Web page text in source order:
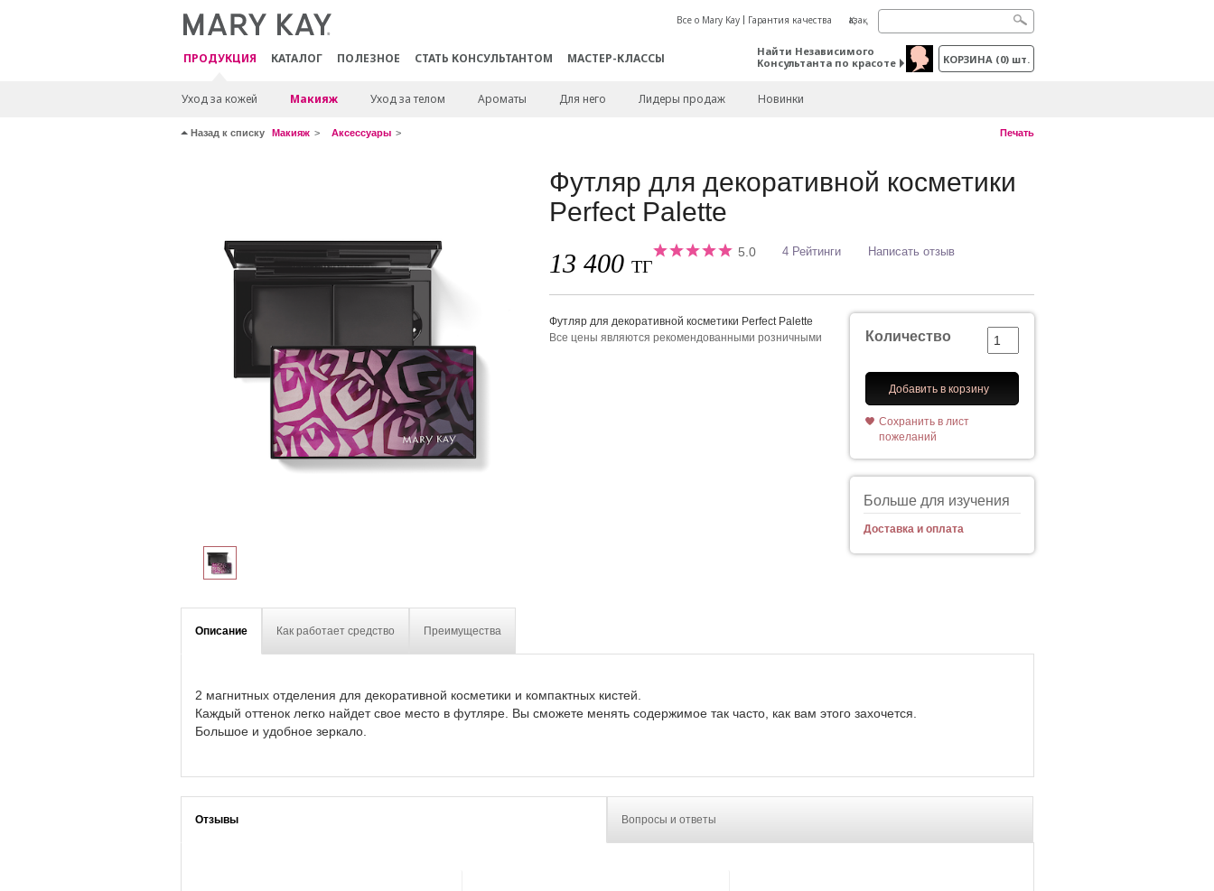
ПРОДУКЦИЯ КАТАЛОГ ПОЛЕЗНОЕ СТАТЬ КОНСУЛЬТАНТОМ МАСТЕР-КЛАССЫ
Все о Mary Kay Гарантия качества Қазақ
Найти Независимого
Консультанта по красоте
КОРЗИНА (0) шт.
Уход за кожей Макияж Уход за телом Ароматы Для него Лидеры продаж Новинки
Назад к списку Макияж Аксессуары Печать
Футляр для декоративной косметики
Perfect Palette
13 400ТГ
5.0 4 Рейтинги Написать отзыв
Количество
Добавить в корзину
Сохранить в лист
пожеланий
Больше для изучения
Доставка и оплата
Футляр для декоративной косметики Perfect Palette
Все цены являются рекомендованными розничными
Описание Как работает средство Преимущества
2 магнитных отделения для декоративной косметики и компактных кистей.
Каждый оттенок легко найдет свое место в футляре. Вы сможете менять содержимое так часто, как вам этого захочется.
Большое и удобное зеркало.
Отзывы Вопросы и ответы